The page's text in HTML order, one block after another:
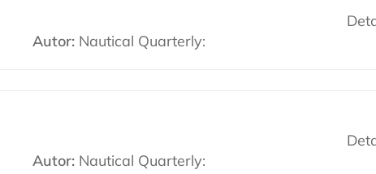
Autor:Nautical Quarterly:
Autor:Nautical Quarterly: